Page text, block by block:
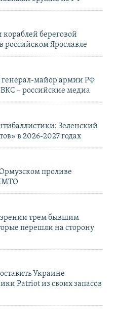
береговой
Ярославле
генерал-майор армии РФ
– российские медиа
Зеленский
в 2026-2027 годах
проливе
трем бывшим
перешли на сторону
Украине
Patriot из своих запасов